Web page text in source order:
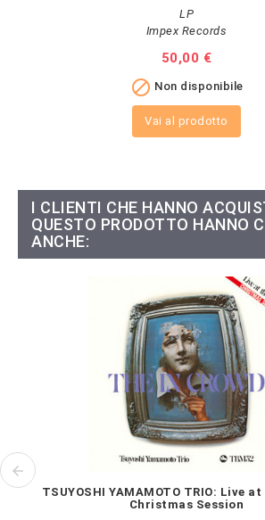
LP
Impex Records
Prezzo
50,00 €
 Non disponibile
Vai al prodotto
I CLIENTI CHE HANNO
QUESTO PRODOTTO HANNO
ANCHE:
TSUYOSHI YAMAMOTO TRIO: Live
Christmas Session